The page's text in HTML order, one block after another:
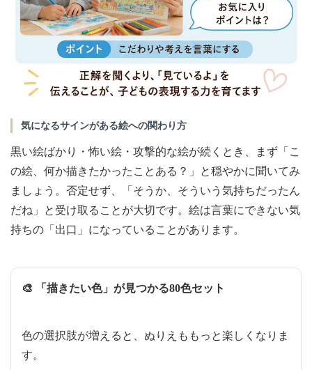
気になるサインがある絵への関わり方
黒い絵ばかり・怖い絵・攻撃的な絵が続くとき、まず「こ
の絵、何か描きたかったことある？」と穏やかに聞いてみ
ましょう。否定せず、「そうか、そういう気持ちだったん
だね」と受け取ることが大切です。絵は言葉にできない気
持ちの「出口」になっていることがあります。
🎨 「描きたい色」が見つかる80色セット
色の選択肢が増えると、ぬりえももっと楽しくなりま
す。